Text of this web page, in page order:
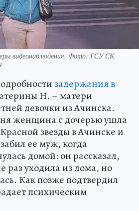
видеонаблюдения. Фото: ГСУ СК
задержания в
Н. – матери
девочки из Ачинска.
женщина с дочерью ушла
звезды в Ачинске и
ее муж, когда
домой: он рассказал,
раз уходила из дома, но
Как позже подтвердил
психическим